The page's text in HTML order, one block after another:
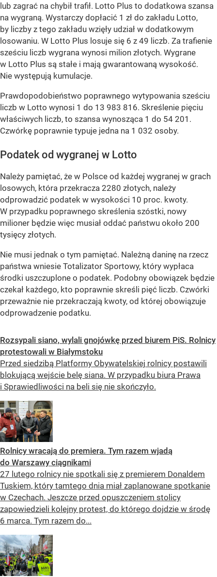
lub zagrać na chybił trafił. Lotto Plus to dodatkowa szansa
na wygraną. Wystarczy dopłacić 1 zł do zakładu Lotto,
by liczby z tego zakładu wzięły udział w dodatkowym
losowaniu. W Lotto Plus losuje się 6 z 49 liczb. Za trafienie
sześciu liczb wygrana wynosi milion złotych. Wygrane
w Lotto Plus są stałe i mają gwarantowaną wysokość.
Nie występują kumulacje.
Prawdopodobieństwo poprawnego wytypowania sześciu
liczb w Lotto wynosi 1 do 13 983 816. Skreślenie pięciu
właściwych liczb, to szansa wynosząca 1 do 54 201.
Czwórkę poprawnie typuje jedna na 1 032 osoby.
Podatek od wygranej w Lotto
Należy pamiętać, że w Polsce od każdej wygranej w grach
losowych, która przekracza 2280 złotych, należy
odprowadzić podatek w wysokości 10 proc. kwoty.
W przypadku poprawnego skreślenia szóstki, nowy
milioner będzie więc musiał oddać państwu około 200
tysięcy złotych.
Nie musi jednak o tym pamiętać. Należną daninę na rzecz
państwa wniesie Totalizator Sportowy, który wypłaca
środki uszczuplone o podatek. Podobny obowiązek będzie
czekał każdego, kto poprawnie skreśli pięć liczb. Czwórki
przeważnie nie przekraczają kwoty, od której obowiązuje
odprowadzenie podatku.
Rozsypali siano, wylali gnojówkę przed biurem PiS. Rolnicy
protestowali w Białymstoku
Przed siedzibą Platformy Obywatelskiej rolnicy postawili
blokującą wejście belę siana. W przypadku biura Prawa
i Sprawiedliwości na beli się nie skończyło.
Rolnicy wracają do premiera. Tym razem wjadą
do Warszawy ciągnikami
27 lutego rolnicy nie spotkali się z premierem Donaldem
Tuskiem, który tamtego dnia miał zaplanowane spotkanie
w Czechach. Jeszcze przed opuszczeniem stolicy
zapowiedzieli kolejny protest, do którego dojdzie w środę
6 marca. Tym razem do...